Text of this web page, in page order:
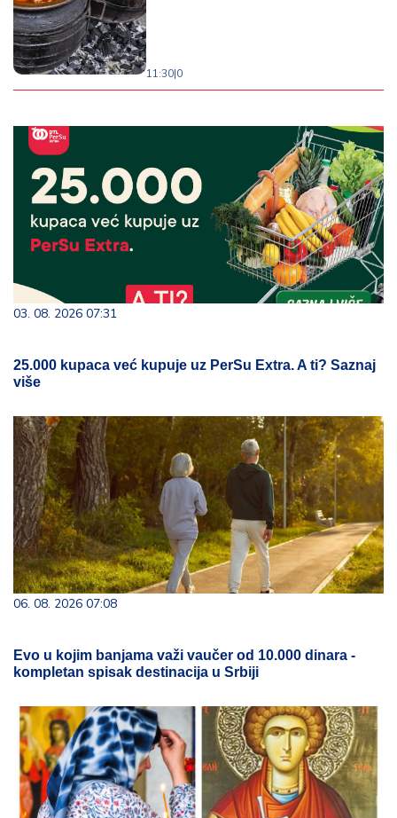
11:30|0
03. 08. 2026 07:31
25.000 kupaca već kupuje uz PerSu Extra. A ti? Saznaj
više
06. 08. 2026 07:08
Evo u kojim banjama važi vaučer od 10.000 dinara -
kompletan spisak destinacija u Srbiji